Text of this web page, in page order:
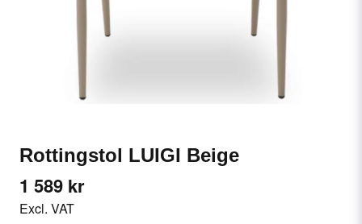
Rottingstol LUIGI Beige
1 589 kr
Excl. VAT